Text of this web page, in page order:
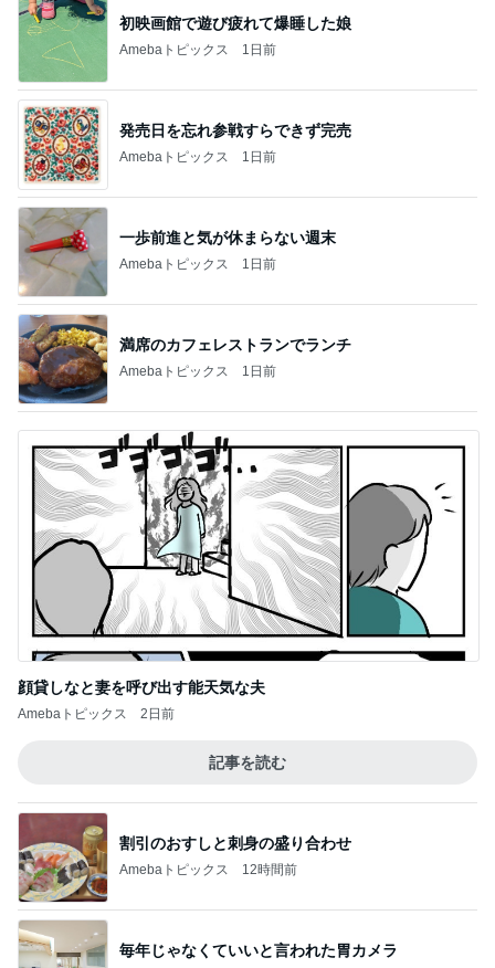
初映画館で遊び疲れて爆睡した娘
Amebaトピックス 1日前
発売日を忘れ参戦すらできず完売
Amebaトピックス 1日前
一歩前進と気が休まらない週末
Amebaトピックス 1日前
満席のカフェレストランでランチ
Amebaトピックス 1日前
顔貸しなと妻を呼び出す能天気な夫
Amebaトピックス 2日前
記事を読む
割引のおすしと刺身の盛り合わせ
Amebaトピックス 12時間前
毎年じゃなくていいと言われた胃カメラ